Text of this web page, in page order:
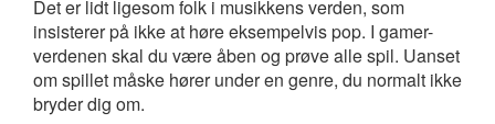
Det er lidt ligesom folk i musikkens verden, som
insisterer på ikke at høre eksempelvis pop. I gamer-
verdenen skal du være åben og prøve alle spil. Uanset
om spillet måske hører under en genre, du normalt ikke
bryder dig om.